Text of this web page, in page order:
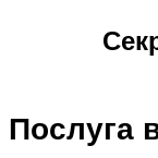
Послуга